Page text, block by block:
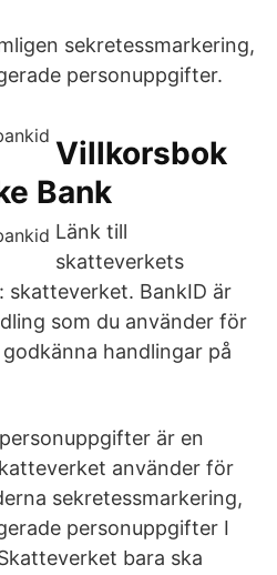
sekretessmarkering,
personuppgifter.
Villkorsbok
Bank
Länk till
skatteverkets
skatteverket. BankID är
som du använder för
handlingar på
är en
använder för
sekretessmarkering,
personuppgifter I
bara ska